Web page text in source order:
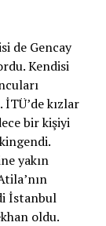
de Gencay
Kendisi
kızlar
bir kişiyi
yakın
İstanbul
oldu.